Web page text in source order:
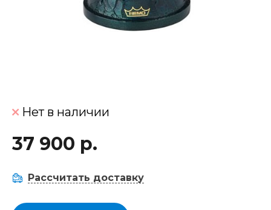
Нет в наличии
37 900 р.
Рассчитать доставку